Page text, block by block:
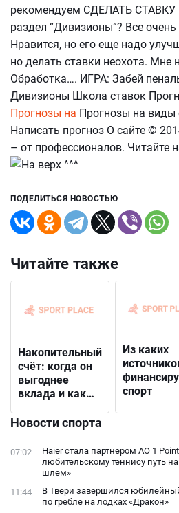
рекомендуем СДЕЛАТЬ
раздел “Дивизионы”? Все
Нравится, но его еще надо
но делать ставки неохота. Мне
Обработка…. ИГРА: Забей
Дивизионы Школа ставок
Прогнозы на Прогнозы на виды
Написать прогноз О сайте ©
– от профессионалов. Читайте
ПОДЕЛИТЬСЯ НОВОСТЬЮ
Читайте также
Накопительный
счёт: когда он
выгоднее
вклада и как
подходящий
Из каких
спорт
Новости спорта
07:02
Haier стала партнером AO 1
любительскому теннису путь
шлем»
11:44
В Твери завершился юбилейный
по гребле на лодках «Дракон»